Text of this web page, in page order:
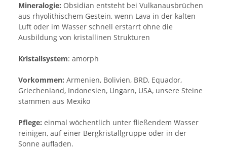
Mineralogie: Obsidian entsteht bei Vulkanausbrüchen
aus rhyolithischem Gestein, wenn Lava in der kalten
Luft oder im Wasser schnell erstarrt ohne die
Ausbildung von kristallinen Strukturen
Kristallsystem: amorph
Vorkommen: Armenien, Bolivien, BRD, Equador,
Griechenland, Indonesien, Ungarn, USA, unsere Steine
stammen aus Mexiko
Pflege: einmal wöchentlich unter fließendem Wasser
reinigen, auf einer Bergkristallgruppe oder in der
Sonne aufladen.